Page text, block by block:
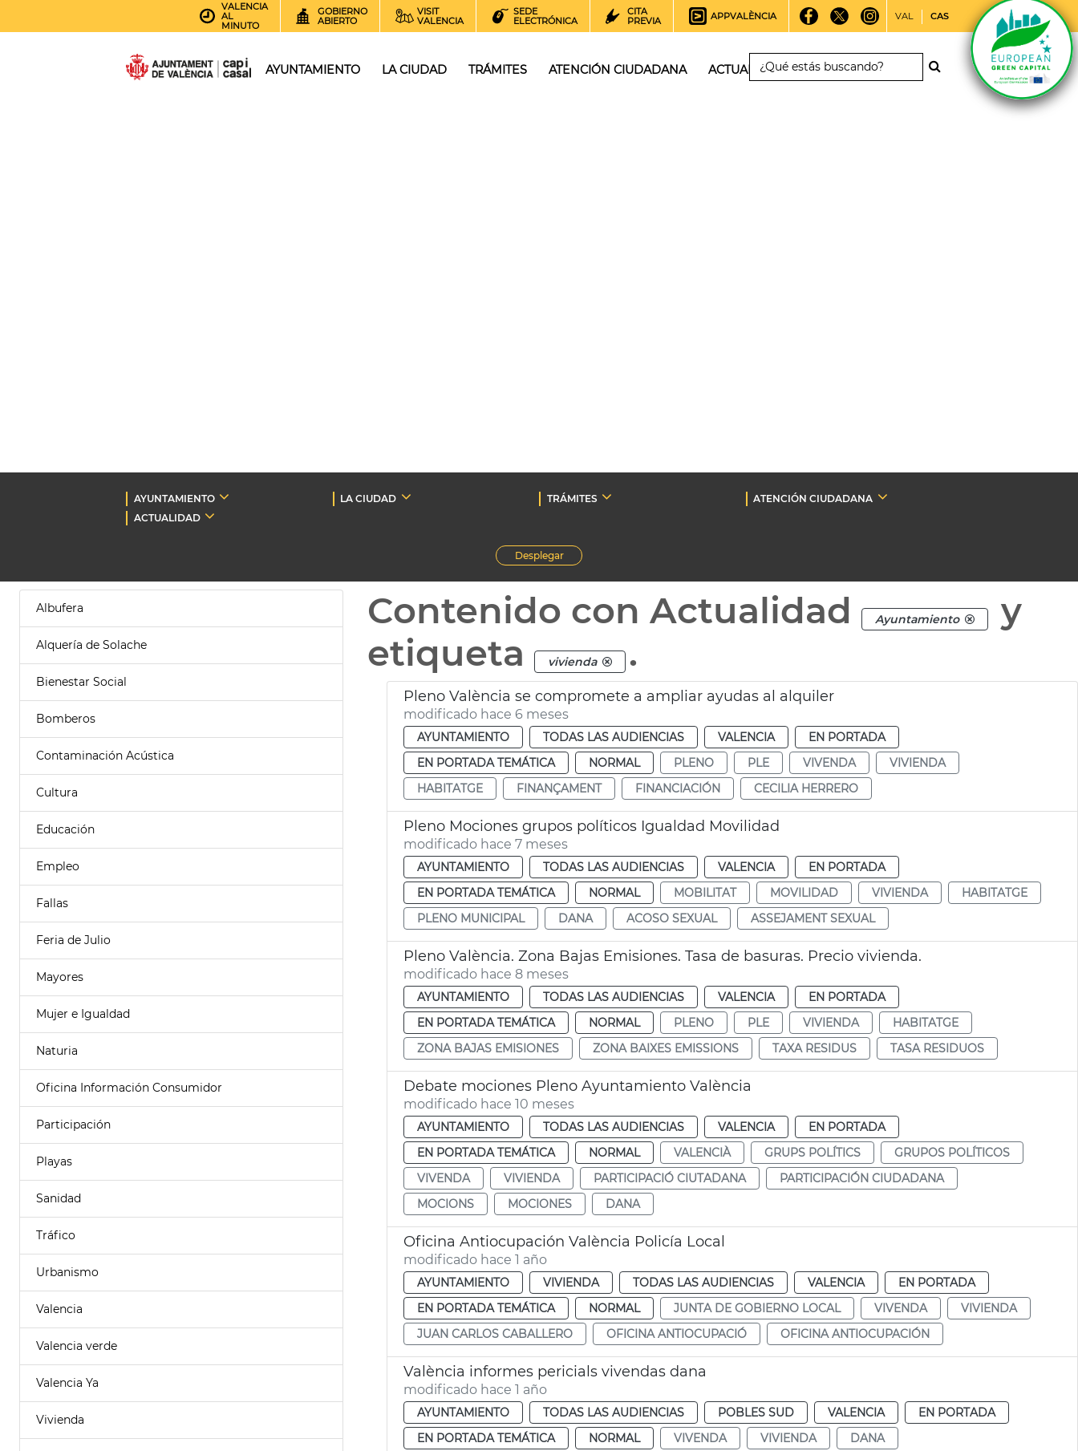
VALENCIA
AL
MINUTO
GOBIERNO
ABIERTO
VISIT
VALENCIA
SEDE
ELECTRÓNICA
CITA
PREVIA
APPVALÈNCIA VAL CAS
AYUNTAMIENTO LA CIUDAD TRÁMITES ATENCIÓN CIUDADANA ACTUALIDAD
AYUNTAMIENTO LA CIUDAD TRÁMITES
ATENCIÓN CIUDADANA
ACTUALIDAD
Desplegar
Albufera
Alquería de Solache
Bienestar Social
Bomberos
Contaminación Acústica
Cultura
Educación
Empleo
Fallas
Feria de Julio
Mayores
Mujer e Igualdad
Naturia
Oficina Información Consumidor
Participación
Playas
Sanidad
Tráfico
Urbanismo
Valencia
Valencia verde
Valencia Ya
Vivienda
Contenido con Actualidad Ayuntamiento
y
etiqueta
vivienda .
Pleno València se compromete a ampliar ayudas al alquiler
modificado hace 6 meses
AYUNTAMIENTO TODAS LAS AUDIENCIAS VALENCIA
EN PORTADA
EN PORTADA TEMÁTICA
NORMAL PLENO PLE VIVENDA
VIVIENDA
HABITATGE
FINANÇAMENT FINANCIACIÓN CECILIA HERRERO
Pleno Mociones grupos políticos Igualdad Movilidad
modificado hace 7 meses
AYUNTAMIENTO TODAS LAS AUDIENCIAS VALENCIA
EN PORTADA
EN PORTADA TEMÁTICA
NORMAL MOBILITAT MOVILIDAD VIVIENDA
HABITATGE
PLENO MUNICIPAL
DANA ACOSO SEXUAL ASSEJAMENT SEXUAL
Pleno València. Zona Bajas Emisiones. Tasa de basuras. Precio vivienda.
modificado hace 8 meses
AYUNTAMIENTO TODAS LAS AUDIENCIAS VALENCIA
EN PORTADA
EN PORTADA TEMÁTICA
NORMAL PLENO PLE VIVIENDA
HABITATGE
ZONA BAJAS EMISIONES
ZONA BAIXES EMISSIONS TAXA RESIDUS TASA RESIDUOS
Debate mociones Pleno Ayuntamiento València
modificado hace 10 meses
AYUNTAMIENTO TODAS LAS AUDIENCIAS VALENCIA
EN PORTADA
EN PORTADA TEMÁTICA
NORMAL VALENCIÀ GRUPS POLÍTICS
GRUPOS POLÍTICOS
VIVENDA
VIVIENDA PARTICIPACIÓ CIUTADANA
PARTICIPACIÓN CIUDADANA
MOCIONS
MOCIONES DANA
Oficina Antiocupación València Policía Local
modificado hace 1 año
AYUNTAMIENTO VIVIENDA TODAS LAS AUDIENCIAS VALENCIA
EN PORTADA
EN PORTADA TEMÁTICA
NORMAL JUNTA DE GOBIERNO LOCAL VIVENDA
VIVIENDA
JUAN CARLOS CABALLERO
OFICINA ANTIOCUPACIÓ OFICINA ANTIOCUPACIÓN
València informes pericials vivendas dana
modificado hace 1 año
AYUNTAMIENTO TODAS LAS AUDIENCIAS POBLES SUD VALENCIA
EN PORTADA
EN PORTADA TEMÁTICA
NORMAL VIVENDA VIVIENDA
DANA